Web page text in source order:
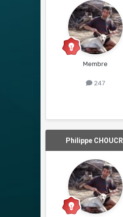
Membre
247
Philippe CHOUCRI